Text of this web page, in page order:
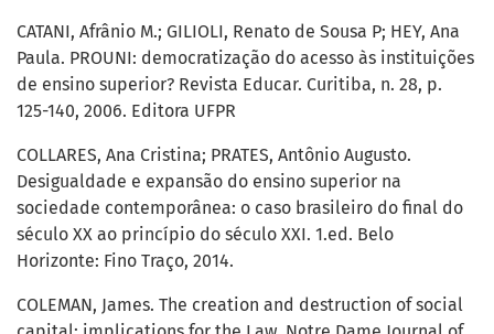
CATANI, Afrânio M.; GILIOLI, Renato de Sousa P; HEY, Ana
Paula. PROUNI: democratização do acesso às instituições
de ensino superior? Revista Educar. Curitiba, n. 28, p.
125-140, 2006. Editora UFPR
COLLARES, Ana Cristina; PRATES, Antônio Augusto.
Desigualdade e expansão do ensino superior na
sociedade contemporânea: o caso brasileiro do final do
século XX ao princípio do século XXI. 1.ed. Belo
Horizonte: Fino Traço, 2014.
COLEMAN, James. The creation and destruction of social